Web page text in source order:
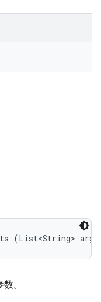
(List<String>
。